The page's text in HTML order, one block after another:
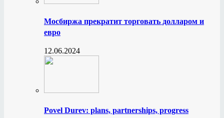
Мосбиржа прекратит торговать долларом и
евро
12.06.2024
Povel Durev: plans, partnerships, progress